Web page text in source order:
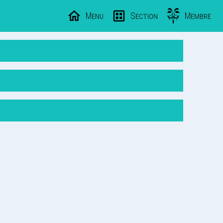
Menu Section Membre